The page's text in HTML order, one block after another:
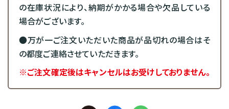
の在庫状況により、納期がかかる場合や欠品している
場合がございます。
●万が一ご注文いただいた商品が品切れの場合はそ
の都度ご連絡させていただきます。
※ご注文確定後はキャンセルはお受けしておりません。